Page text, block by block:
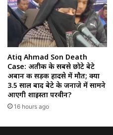
Atiq Ahmad Son Death
Case: अतीक के सबसे छोटे बेटे
अबान की सड़क हादसे में मौत; क्या
3.5 साल बाद बेटे के जनाजे में सामने
आएगी शाइस्ता परवीन?
16 hours ago